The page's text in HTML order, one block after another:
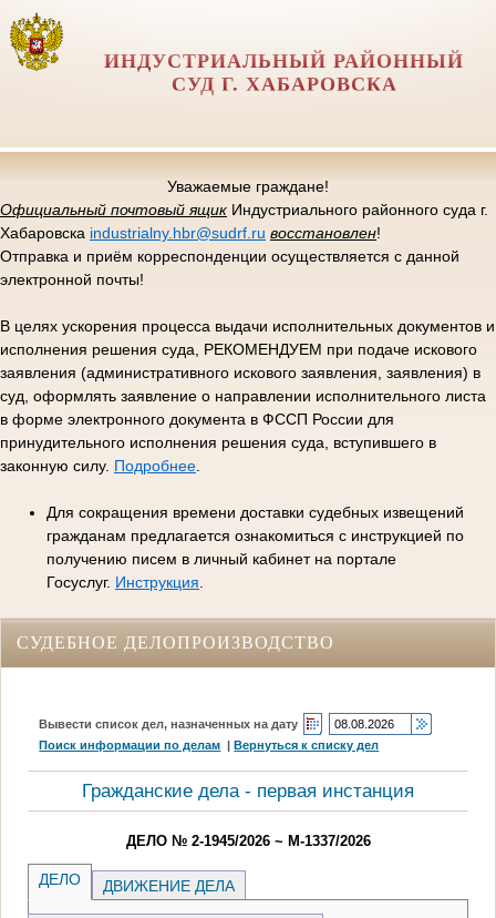
ИНДУСТРИАЛЬНЫЙ РАЙОННЫЙ
СУД Г. ХАБАРОВСКА
Уважаемые граждане!
Официальный почтовый ящик Индустриального районного суда г.
Хабаровска industrialny.hbr@sudrf.ru восстановлен!
Отправка и приём корреспонденции осуществляется с данной
электронной почты!
В целях ускорения процесса выдачи исполнительных документов и
исполнения решения суда, РЕКОМЕНДУЕМ при подаче искового
заявления (административного искового заявления, заявления) в
суд, оформлять заявление о направлении исполнительного листа
в форме электронного документа в ФССП России для
принудительного исполнения решения суда, вступившего в
законную силу. Подробнее
Для сокращения времени доставки судебных извещений
гражданам предлагается ознакомиться с инструкцией по
получению писем в личный кабинет на портале
Госуслуг. Инструкция
СУДЕБНОЕ ДЕЛОПРОИЗВОДСТВО
Вывести список дел, назначенных на дату
Поиск информации по делам |Вернуться к списку дел
Гражданские дела - первая инстанция
ДЕЛО № 2-1945/2026 ~ М-1337/2026
ДЕЛО ДВИЖЕНИЕ ДЕЛА